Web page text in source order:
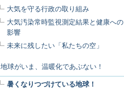
大気を守る行政の取り組み
大気汚染常時監視測定結果と健康への
影響
未来に残したい「私たちの空」
地球がいま、温暖化であぶない！
暑くなりつづけている地球！